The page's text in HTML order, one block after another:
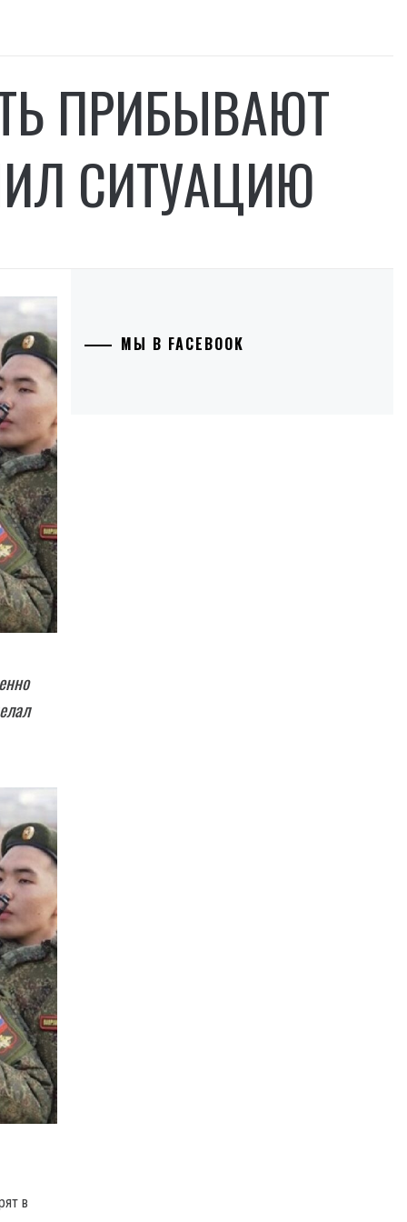
ПРИБЫВАЮТ
СИТУАЦИЮ
в
МЫ В FACEBOOK